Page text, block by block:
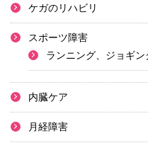
ケガのリハビリ
スポーツ障害
ランニング、ジョギン
内臓ケア
月経障害